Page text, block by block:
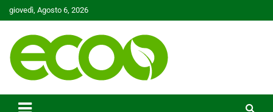
Skip
to
giovedì, Agosto 6, 2026
Ecoo.it